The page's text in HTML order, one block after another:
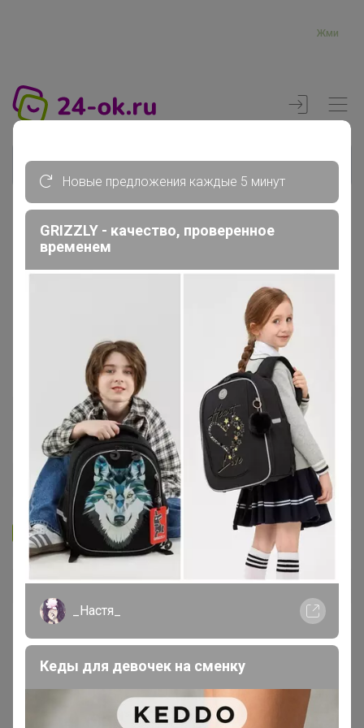
Жми
Запомнить Забыли пароль?
Войти
Войти с помощью других сервисов
Новые предложения каждые 5 минут
GRIZZLY - качество, проверенное
временем
_Настя_
Кеды для девочек на сменку